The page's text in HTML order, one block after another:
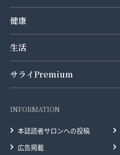
健康
生活
サライPremium
INFORMATION
本誌読者サロンへの投稿
広告掲載